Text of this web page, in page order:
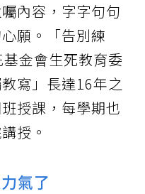
內容，字字句句
願。「告別練
金會生死教育委
寫」長達16年之
授課，每學期也
授。
氣了